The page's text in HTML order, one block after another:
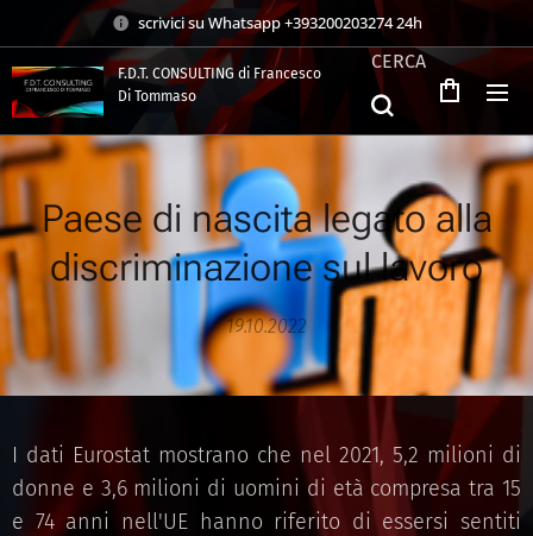
scrivici su Whatsapp +393200203274 24h
F.D.T. CONSULTING di Francesco
Di Tommaso
CERCA
Paese di nascita legato alla
discriminazione sul lavoro
19.10.2022
I dati Eurostat mostrano che nel 2021, 5,2 milioni di
donne e 3,6 milioni di uomini di età compresa tra 15
e 74 anni nell'UE hanno riferito di essersi sentiti